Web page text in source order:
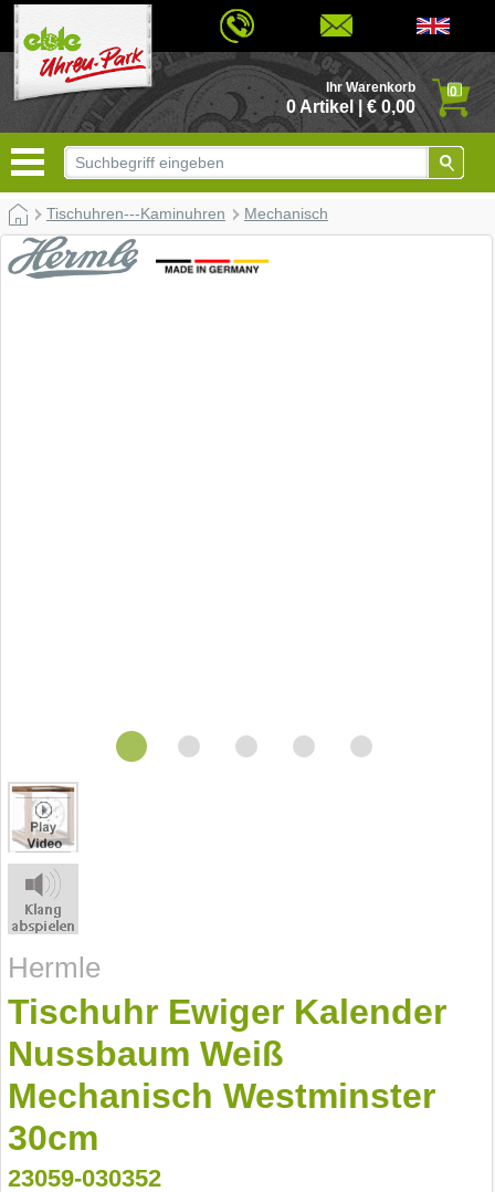
Ihr Warenkorb
0 Artikel | € 0,00
0
Tischuhren---Kaminuhren Mechanisch
Hermle
Tischuhr Ewiger Kalender
Nussbaum Weiß
Mechanisch Westminster
30cm
23059-030352
© 2026 - Based on eCommerce Engine xt:Commerce Shopsoftware